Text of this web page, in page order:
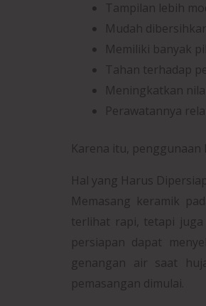
Tampilan lebih
Mudah
Memiliki banyak
Tahan terhadap
Meningkatkan
Perawatannya
Karena itu,
Hal yang Harus
Memasang keramik
terlihat rapi, tetapi juga
persiapan dapat
genangan air saat
pemasangan dimulai.